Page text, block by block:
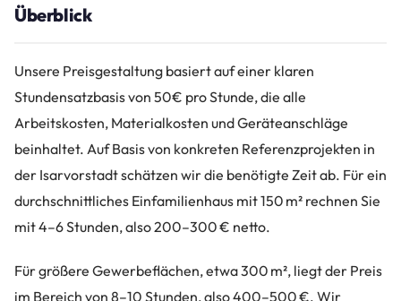
Überblick
Unsere Preisgestaltung basiert auf einer klaren
Stundensatzbasis von 50€ pro Stunde, die alle
Arbeitskosten, Materialkosten und Geräteanschläge
beinhaltet. Auf Basis von konkreten Referenzprojekten in
der Isarvorstadt schätzen wir die benötigte Zeit ab. Für ein
durchschnittliches Einfamilienhaus mit 150 m² rechnen Sie
mit 4–6 Stunden, also 200–300 € netto.
Für größere Gewerbeflächen, etwa 300 m², liegt der Preis
im Bereich von 8–10 Stunden, also 400–500 €. Wir